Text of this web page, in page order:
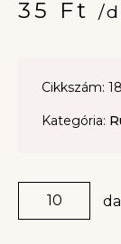
35 Ft /
Cikkszám:
Kategória: